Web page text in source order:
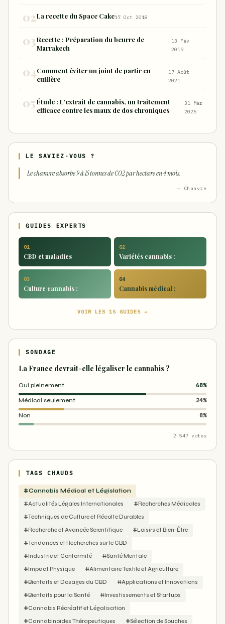
La recette du Space Cake17 Oct 2018
Recette : Préparation du beurre de
Marrakech
13 Fév
2019
Comment éviter un joint de partir en
cuillère
17 Août
2021
Étude : L’extrait de cannabis, un traitement
efficace contre les maux de dos chroniques
31 Mar
2026
LE SAVIEZ-VOUS ?
Le chanvre absorbe 9 à 15 tonnes de CO2 par hectare en 4 mois.
— Chanvre
GUIDES EXPERTS
01
CBD et maladies
02
Variétés cannabis :
03
Culture cannabis :
04
Cannabis médical :
VOIR LES 15 GUIDES →
SONDAGE
La France devrait-elle légaliser le cannabis ?
Oui pleinement 68%
Médical seulement 24%
Non 8%
2 547 votes
TAGS CHAUDS
#Cannabis Médical et Législation
#Actualités Légales Internationales
#Recherches Médicales
#Techniques de Culture et Récolte Durables
#Recherche et Avancée Scientifique
#Loisirs et Bien-Être
#Tendances et Recherches sur le CBD
#Industrie et Conformité
#Santé Mentale
#Impact Physique
#Alimentaire Textile et Agriculture
#Bienfaits et Dosages du CBD
#Applications et Innovations
#Bienfaits pour la Santé
#Investissements et Startups
#Cannabis Récréatif et Légalisation
#Cannabinoïdes Thérapeutiques
#Sélection de Souches